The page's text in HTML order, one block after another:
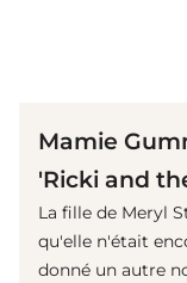
Mamie
'Ricki and
La fille de Meryl
qu'elle n'était
donné un autre